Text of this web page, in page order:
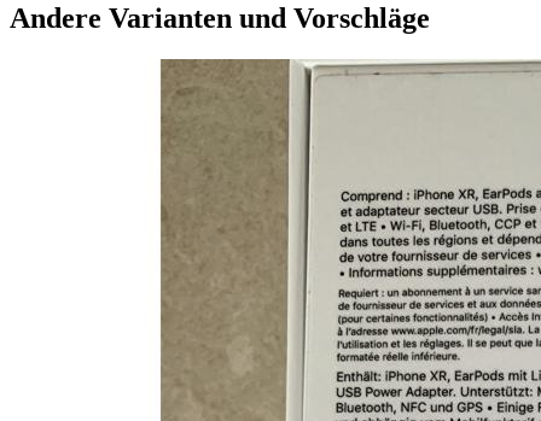
Andere Varianten und Vorschläge